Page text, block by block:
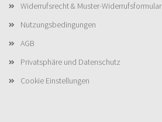
Widerrufsrecht & Muster-Widerrufsformular
Nutzungsbedingungen
AGB
Privatsphäre und Datenschutz
Cookie Einstellungen